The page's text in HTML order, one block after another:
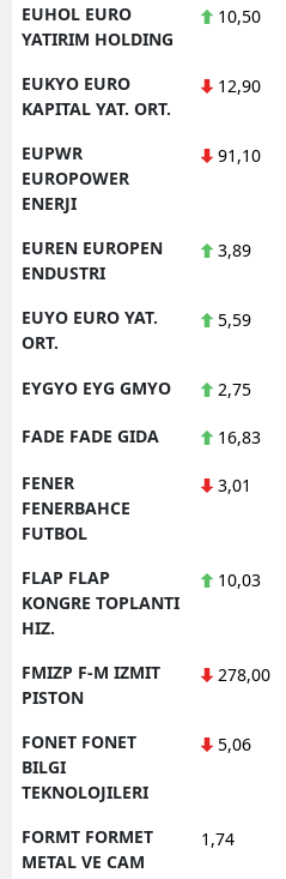
EUHOL EURO
YATIRIM HOLDING
10,50
EUKYO EURO
KAPITAL YAT. ORT.
12,90
EUPWR
EUROPOWER
ENERJI
91,10
EUREN EUROPEN
ENDUSTRI
3,89
EUYO EURO YAT.
ORT.
5,59
EYGYO EYG GMYO 2,75
FADE FADE GIDA 16,83
FENER
FENERBAHCE
FUTBOL
3,01
FLAP FLAP
KONGRE TOPLANTI
HIZ.
10,03
FMIZP F-M IZMIT
PISTON
278,00
FONET FONET
BILGI
TEKNOLOJILERI
5,06
FORMT FORMET
METAL VE CAM
1,74